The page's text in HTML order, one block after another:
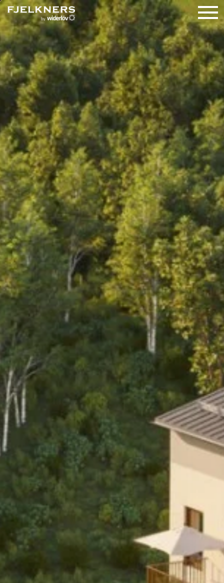
TILL SALU
– VILLOR
– BOSTADSRÄTTER
– SÅLDA
NYPRODUKTION
SÄLJA
REFERENSER
OMRÅDEN
OM FJELKNERS
KONTAKT